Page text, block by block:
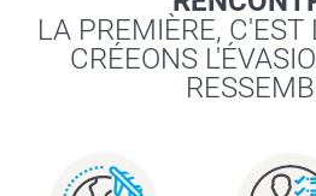
LA PREMIÈRE, C'EST
CRÉEONS